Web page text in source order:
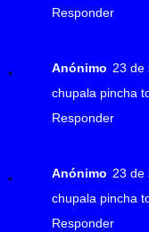
Responder
Anónimo 23 de
chupala pincha
Responder
Anónimo 23 de
chupala pincha
Responder